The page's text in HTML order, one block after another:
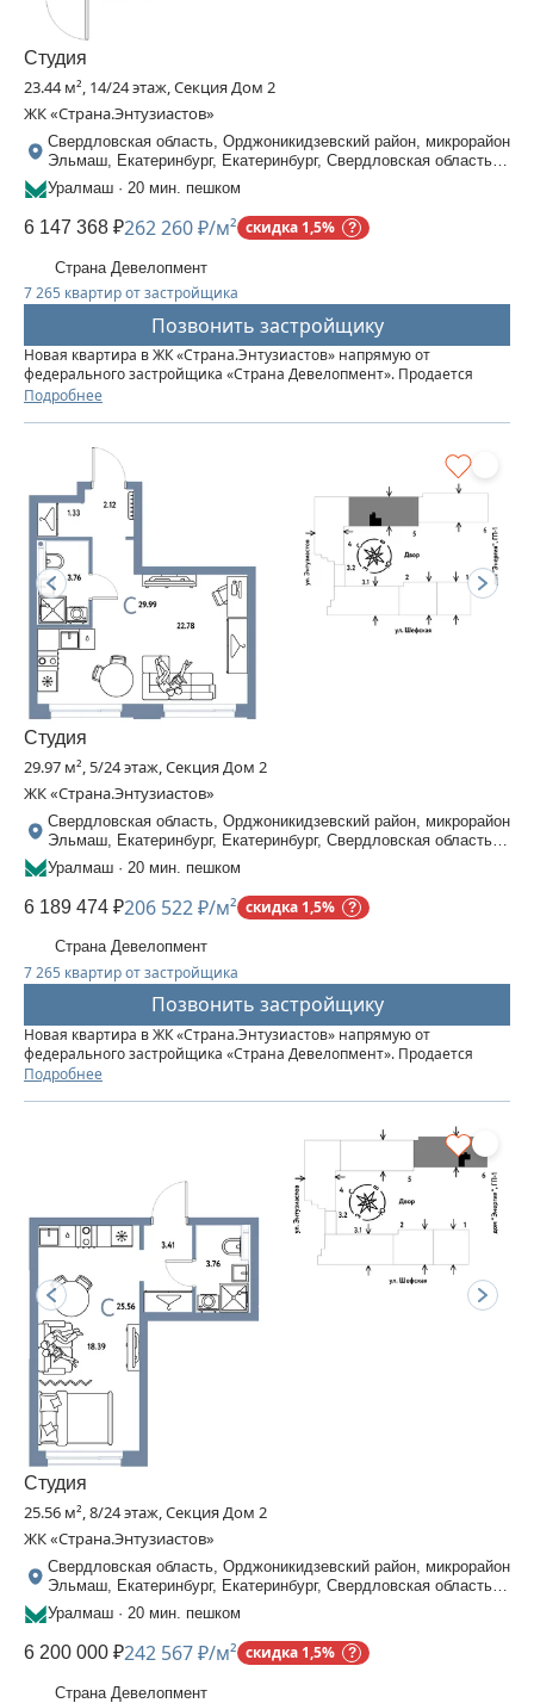
Студия
23.44 м², 14/24 этаж, Секция Дом 2
ЖК «Страна.Энтузиастов»
Свердловская область, Орджоникидзевский район, микрорайон
Эльмаш, Екатеринбург, Екатеринбург, Свердловская область,
Шефская, 30
Уралмаш · 20 мин. пешком
6 147 368 ₽262 260 ₽/м² скидка 1,5%
Страна Девелопмент
7 265 квартир от застройщика
Позвонить застройщику
Новая квартира в ЖК «‎Страна.Энтузиастов» напрямую от
федерального застройщика «‎Страна Девелопмент». Продается
студия площадью 23,44 кв. м. на 14 этаже от застройщика “Страна
Подробнее
Студия
29.97 м², 5/24 этаж, Секция Дом 2
ЖК «Страна.Энтузиастов»
Свердловская область, Орджоникидзевский район, микрорайон
Эльмаш, Екатеринбург, Екатеринбург, Свердловская область,
Шефская, 30
Уралмаш · 20 мин. пешком
6 189 474 ₽206 522 ₽/м² скидка 1,5%
Страна Девелопмент
7 265 квартир от застройщика
Позвонить застройщику
Новая квартира в ЖК «‎Страна.Энтузиастов» напрямую от
федерального застройщика «‎Страна Девелопмент». Продается
студия площадью 29,97 кв. м. на 5 этаже от застройщика “Страна
Подробнее
Студия
25.56 м², 8/24 этаж, Секция Дом 2
ЖК «Страна.Энтузиастов»
Свердловская область, Орджоникидзевский район, микрорайон
Эльмаш, Екатеринбург, Екатеринбург, Свердловская область,
Шефская, 30
Уралмаш · 20 мин. пешком
6 200 000 ₽242 567 ₽/м² скидка 1,5%
Страна Девелопмент